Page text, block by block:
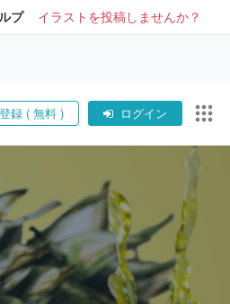
プ イラストを投稿しませんか？
録 ( 無料 ) ログイン